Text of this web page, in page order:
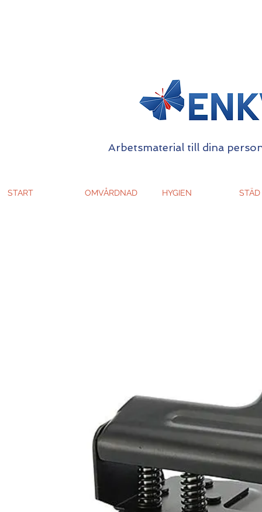
Arbetsmaterial till dina
START OMVÅRDNAD HYGIEN STÄD